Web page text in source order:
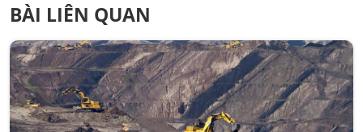
BÀI LIÊN QUAN